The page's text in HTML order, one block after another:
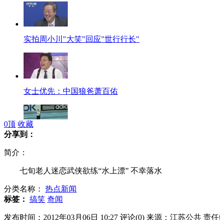
实拍周小川"大笑"回应"世行行长"
女士优先：中国狼爸萧百佑
两会声音：目前无发500或千元大钞计划
0顶 收藏
分享到：
简介：
七旬老人迷恋武侠欲练“水上漂” 不幸落水
分类名称： 热点新闻
标签： 搞笑 奇闻
发布时间：2012年03月06日 10:27 评论(0) 来源：江苏公共 责